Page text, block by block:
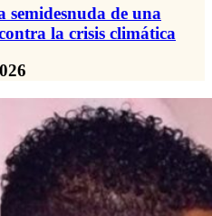
semidesnuda de una
la crisis climática